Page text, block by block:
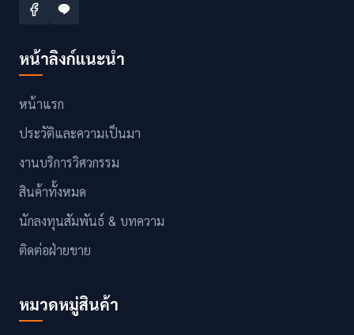
หน้าลิงก์แนะนำ
หน้าแรก
ประวัติและความเป็นมา
งานบริการวิศวกรรม
สินค้าทั้งหมด
นักลงทุนสัมพันธ์ & บทความ
ติดต่อฝ่ายขาย
หมวดหมู่สินค้า